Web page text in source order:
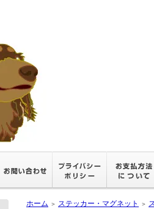
ホーム ＞ ステッカー・マグネット ＞